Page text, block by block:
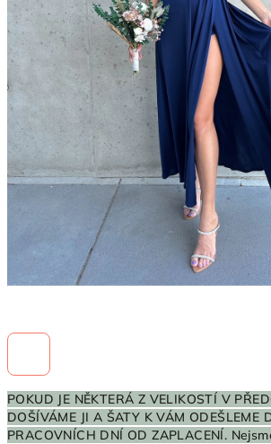
POKUD JE NĚKTERÁ Z VELIKOSTÍ V
DOŠÍVÁME JI A ŠATY K VÁM ODEŠLEME
PRACOVNÍCH DNÍ OD ZAPLACENÍ.